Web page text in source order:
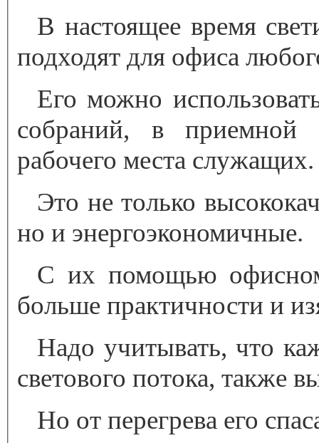
В настоящее время
подходят для офиса
Его можно
собраний, в приемной
рабочего места служащих.
Это не только
но и энергоэкономичные.
С их помощью
больше практичности и
Надо учитывать, что
светового потока, также
Но от перегрева его